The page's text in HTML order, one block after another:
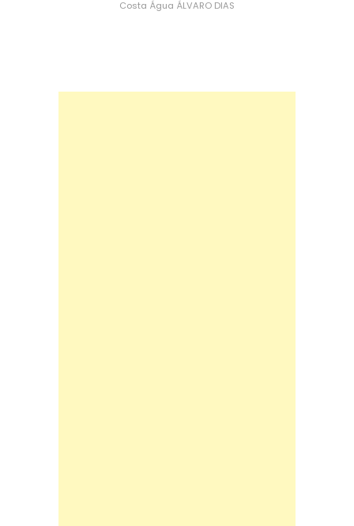
Costa Água ÁLVARO DIAS